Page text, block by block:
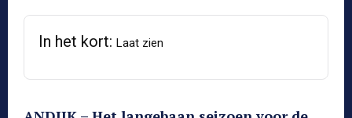
In het kort: Laat zien